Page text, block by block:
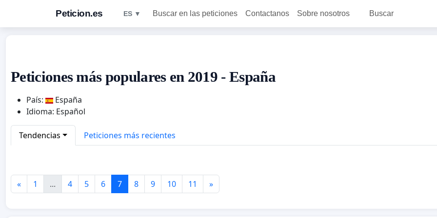
Peticion.es ES ▼ Buscar en las peticiones Contactanos Sobre nosotros Buscar
Peticiones más populares en 2019 - España
País:
España
Idioma: Español
Tendencias Peticiones más recientes
« 1 ... 4 5 6 7 8 9 10 11 »